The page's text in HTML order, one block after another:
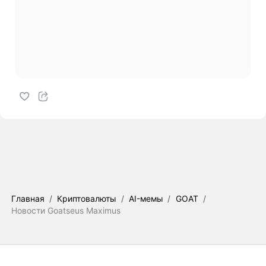
Главная / Криптовалюты / AI-мемы / GOAT /
Новости Goatseus Maximus